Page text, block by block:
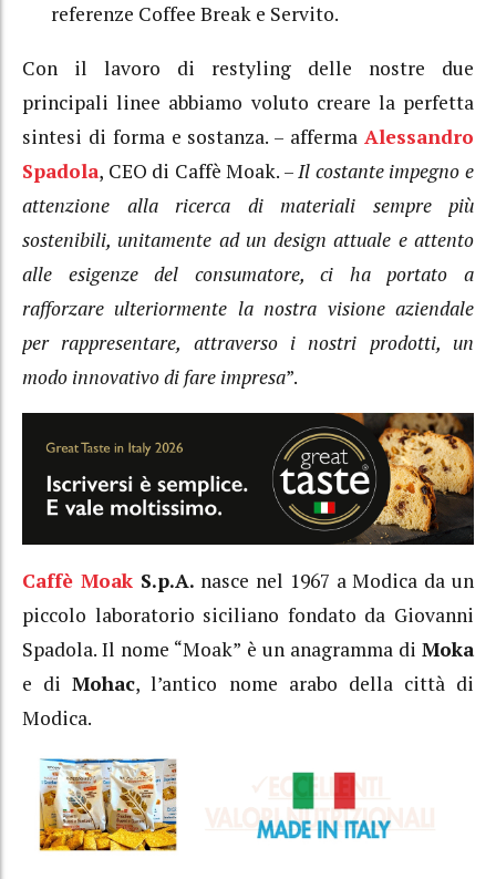
referenze Coffee Break e Servito.
Con il lavoro di restyling delle nostre due
principali linee abbiamo voluto creare la perfetta
sintesi di forma e sostanza. – afferma Alessandro
Spadola, CEO di Caffè Moak. – Il costante impegno e
attenzione alla ricerca di materiali sempre più
sostenibili, unitamente ad un design attuale e attento
alle esigenze del consumatore, ci ha portato a
rafforzare ulteriormente la nostra visione aziendale
per rappresentare, attraverso i nostri prodotti, un
modo innovativo di fare impresa”.
Caffè MoakS.p.A. nasce nel 1967 a Modica da un
piccolo laboratorio siciliano fondato da Giovanni
Spadola. Il nome “Moak” è un anagramma di Moka
e diMohac, l’antico nome arabo della città di
Modica.